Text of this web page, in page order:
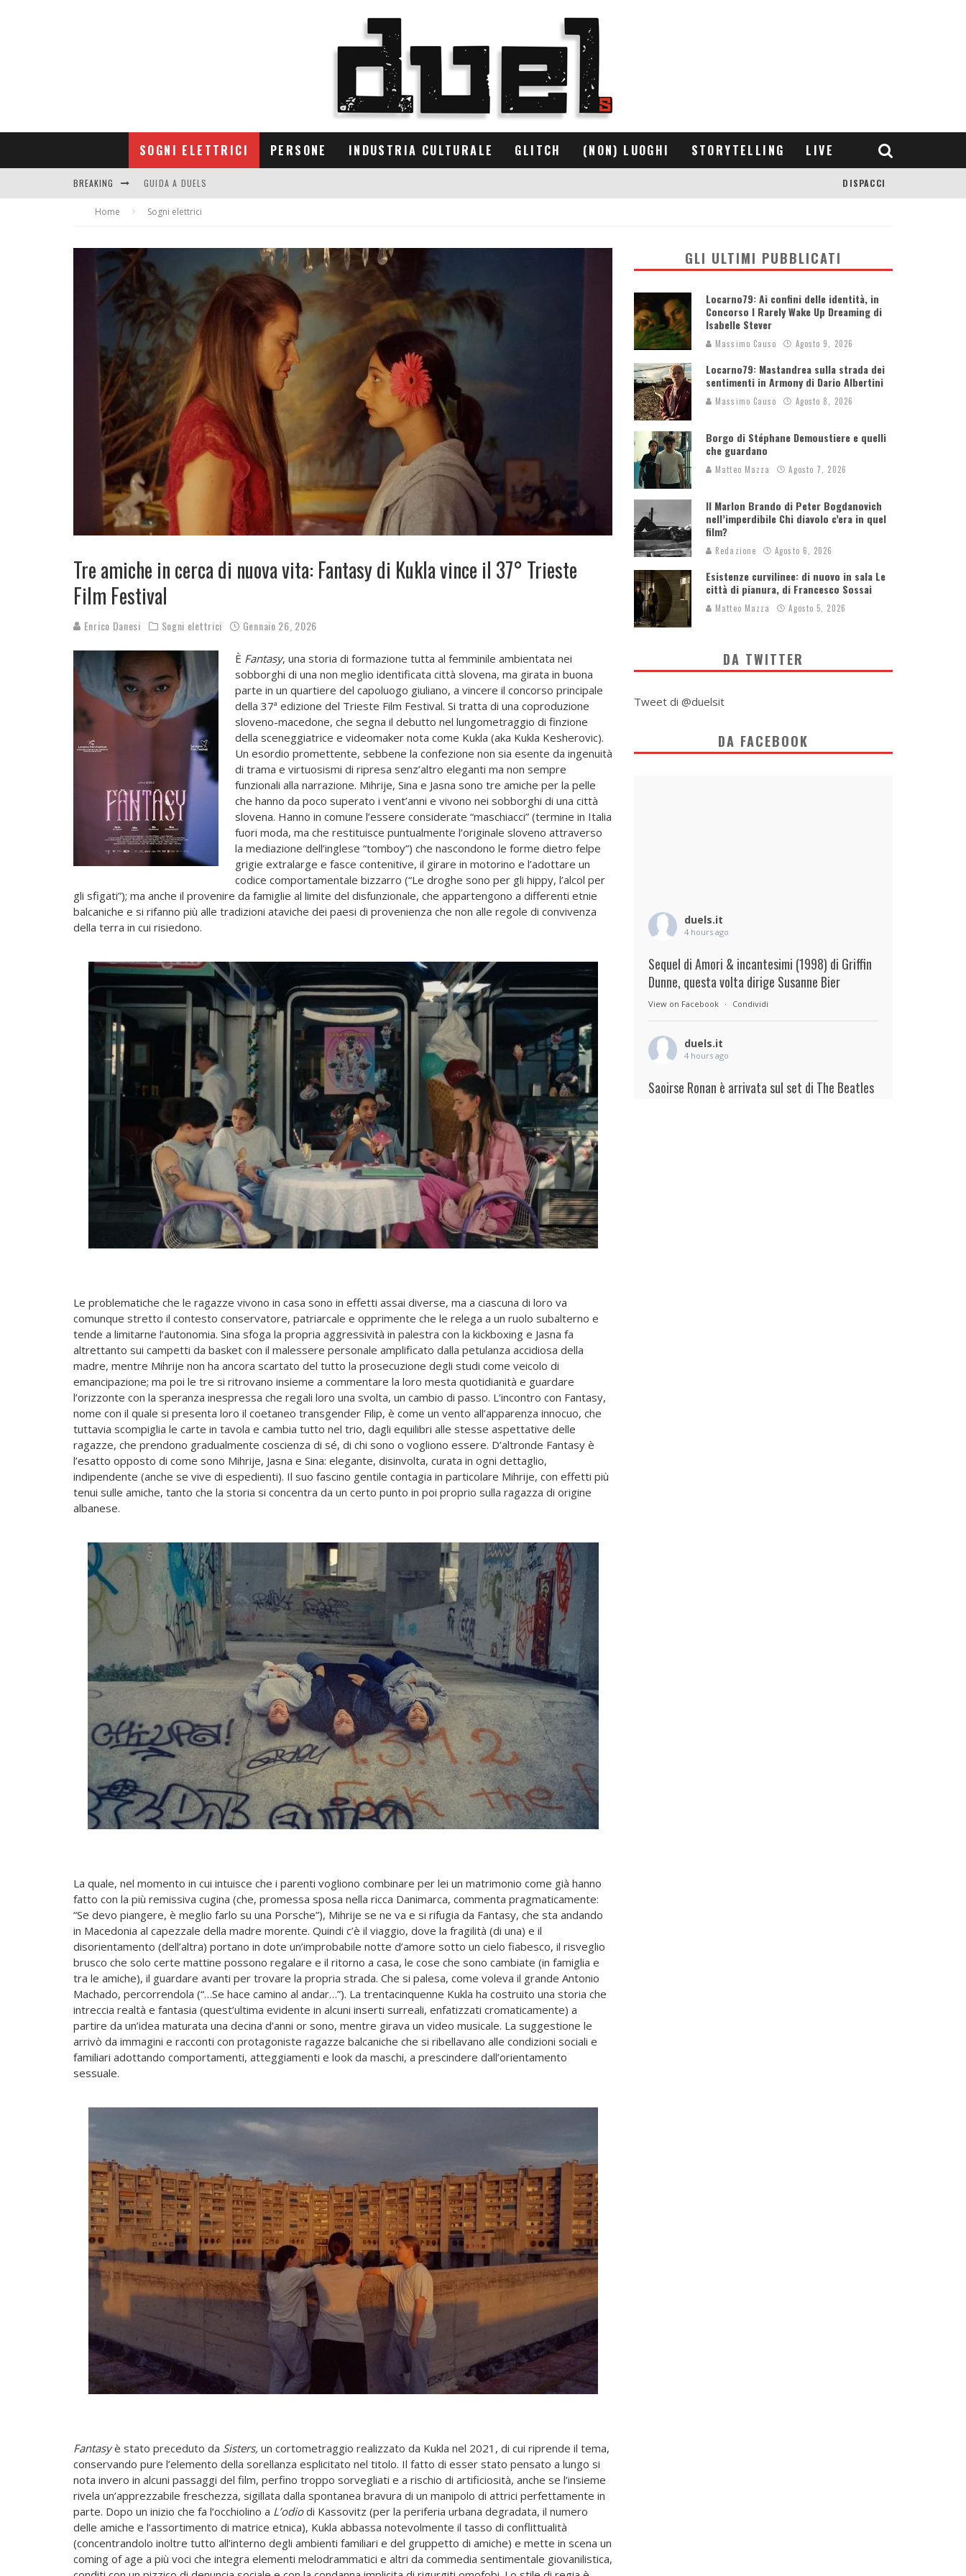
SOGNI ELETTRICI PERSONE INDUSTRIA CULTURALE GLITCH (NON) LUOGHI STORYTELLING LIVE
BREAKING GUIDA A DUELS
CONTRIBUTORS
DISPACCI
Home Sogni elettrici
Tre amiche in cerca di nuova vita: Fantasy di Kukla vince il 37° Trieste
Film Festival
Enrico Danesi Sogni elettrici Gennaio 26, 2026
È Fantasy, una storia di formazione tutta al femminile ambientata nei
sobborghi di una non meglio identificata città slovena, ma girata in buona
parte in un quartiere del capoluogo giuliano, a vincere il concorso principale
della 37ª edizione del Trieste Film Festival. Si tratta di una coproduzione
sloveno-macedone, che segna il debutto nel lungometraggio di finzione
della sceneggiatrice e videomaker nota come Kukla (aka Kukla Kesherovic).
Un esordio promettente, sebbene la confezione non sia esente da ingenuità
di trama e virtuosismi di ripresa senz’altro eleganti ma non sempre
funzionali alla narrazione. Mihrije, Sina e Jasna sono tre amiche per la pelle
che hanno da poco superato i vent’anni e vivono nei sobborghi di una città
slovena. Hanno in comune l’essere considerate “maschiacci” (termine in Italia
fuori moda, ma che restituisce puntualmente l’originale sloveno attraverso
la mediazione dell’inglese “tomboy”) che nascondono le forme dietro felpe
grigie extralarge e fasce contenitive, il girare in motorino e l’adottare un
codice comportamentale bizzarro (“Le droghe sono per gli hippy, l’alcol per
gli sfigati”); ma anche il provenire da famiglie al limite del disfunzionale, che appartengono a differenti etnie
balcaniche e si rifanno più alle tradizioni ataviche dei paesi di provenienza che non alle regole di convivenza
della terra in cui risiedono.
Le problematiche che le ragazze vivono in casa sono in effetti assai diverse, ma a ciascuna di loro va
comunque stretto il contesto conservatore, patriarcale e opprimente che le relega a un ruolo subalterno e
tende a limitarne l’autonomia. Sina sfoga la propria aggressività in palestra con la kickboxing e Jasna fa
altrettanto sui campetti da basket con il malessere personale amplificato dalla petulanza accidiosa della
madre, mentre Mihrije non ha ancora scartato del tutto la prosecuzione degli studi come veicolo di
emancipazione; ma poi le tre si ritrovano insieme a commentare la loro mesta quotidianità e guardare
l’orizzonte con la speranza inespressa che regali loro una svolta, un cambio di passo. L’incontro con Fantasy,
nome con il quale si presenta loro il coetaneo transgender Filip, è come un vento all’apparenza innocuo, che
tuttavia scompiglia le carte in tavola e cambia tutto nel trio, dagli equilibri alle stesse aspettative delle
ragazze, che prendono gradualmente coscienza di sé, di chi sono o vogliono essere. D’altronde Fantasy è
l’esatto opposto di come sono Mihrije, Jasna e Sina: elegante, disinvolta, curata in ogni dettaglio,
indipendente (anche se vive di espedienti). Il suo fascino gentile contagia in particolare Mihrije, con effetti più
tenui sulle amiche, tanto che la storia si concentra da un certo punto in poi proprio sulla ragazza di origine
albanese.
La quale, nel momento in cui intuisce che i parenti vogliono combinare per lei un matrimonio come già hanno
fatto con la più remissiva cugina (che, promessa sposa nella ricca Danimarca, commenta pragmaticamente:
“Se devo piangere, è meglio farlo su una Porsche”), Mihrije se ne va e si rifugia da Fantasy, che sta andando
in Macedonia al capezzale della madre morente. Quindi c’è il viaggio, dove la fragilità (di una) e il
disorientamento (dell’altra) portano in dote un’improbabile notte d’amore sotto un cielo fiabesco, il risveglio
brusco che solo certe mattine possono regalare e il ritorno a casa, le cose che sono cambiate (in famiglia e
tra le amiche), il guardare avanti per trovare la propria strada. Che si palesa, come voleva il grande Antonio
Machado, percorrendola (“…Se hace camino al andar…”). La trentacinquenne Kukla ha costruito una storia che
intreccia realtà e fantasia (quest’ultima evidente in alcuni inserti surreali, enfatizzati cromaticamente) a
partire da un’idea maturata una decina d’anni or sono, mentre girava un video musicale. La suggestione le
arrivò da immagini e racconti con protagoniste ragazze balcaniche che si ribellavano alle condizioni sociali e
familiari adottando comportamenti, atteggiamenti e look da maschi, a prescindere dall’orientamento
sessuale.
Fantasyè stato preceduto da Sisters, un cortometraggio realizzato da Kukla nel 2021, di cui riprende il tema,
conservando pure l’elemento della sorellanza esplicitato nel titolo. Il fatto di esser stato pensato a lungo si
nota invero in alcuni passaggi del film, perfino troppo sorvegliati e a rischio di artificiosità, anche se l’insieme
rivela un’apprezzabile freschezza, sigillata dalla spontanea bravura di un manipolo di attrici perfettamente in
parte. Dopo un inizio che fa l’occhiolino a L’odiodi Kassovitz (per la periferia urbana degradata, il numero
delle amiche e l’assortimento di matrice etnica), Kukla abbassa notevolmente il tasso di conflittualità
(concentrandolo inoltre tutto all’interno degli ambienti familiari e del gruppetto di amiche) e mette in scena un
coming of age a più voci che integra elementi melodrammatici e altri da commedia sentimentale giovanilistica,
GLI ULTIMI PUBBLICATI
Locarno79: Ai confini delle identità, in
Concorso I Rarely Wake Up Dreaming di
Isabelle Stever
Massimo Causo Agosto 9, 2026
Locarno79: Mastandrea sulla strada dei
sentimenti in Armony di Dario Albertini
Massimo Causo Agosto 8, 2026
Borgo di Stéphane Demoustiere e quelli
che guardano
Matteo Mazza Agosto 7, 2026
Il Marlon Brando di Peter Bogdanovich
nell’imperdibile Chi diavolo c’era in quel
film?
Redazione Agosto 6, 2026
Esistenze curvilinee: di nuovo in sala Le
città di pianura, di Francesco Sossai
Matteo Mazza Agosto 5, 2026
DA TWITTER
Tweet di @duelsit
DA FACEBOOK
duels.it
4 hours ago
Sequel di Amori & incantesimi (1998) di Griffin
Dunne, questa volta dirige Susanne Bier
View on Facebook · Condividi
duels.it
4 hours ago
Saoirse Ronan è arrivata sul set di The Beatles